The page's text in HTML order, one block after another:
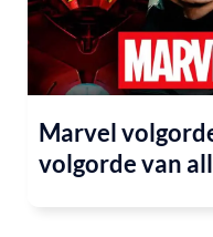
Marvel
volgorde van